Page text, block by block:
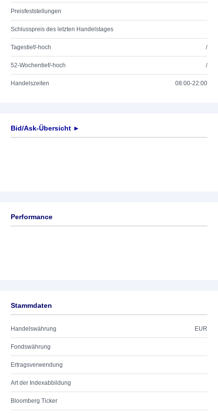
Preisfeststellungen
Schlusspreis des letzten Handelstages
Tagestief/-hoch /
52-Wochentief/-hoch /
Handelszeiten 08:00-22:00
Bid/Ask-Übersicht ►
Performance
Stammdaten
Handelswährung EUR
Fondswährung
Ertragsverwendung
Art der Indexabbildung
Bloomberg Ticker